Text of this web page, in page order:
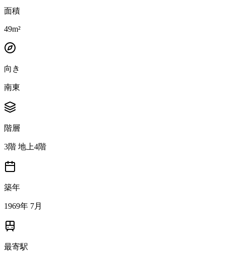
面積
49m²
向き
南東
階層
3階 地上4階
築年
1969年 7月
最寄駅